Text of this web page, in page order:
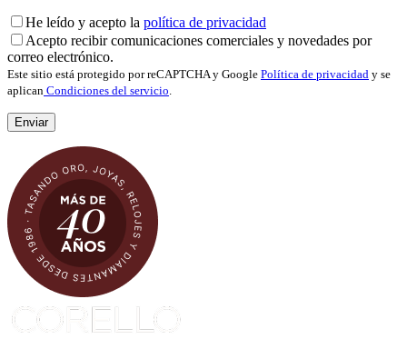
He leído y acepto la política de privacidad
Acepto recibir comunicaciones comerciales y novedades por
correo electrónico.
Este sitio está protegido por reCAPTCHA y Google Política de privacidad y se
aplican Condiciones del servicio